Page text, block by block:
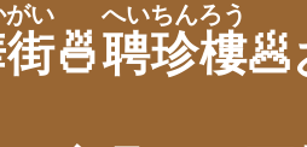
がい
🍜聘珍樓
へいちんろう
🥟